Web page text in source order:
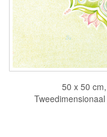
50 x 50